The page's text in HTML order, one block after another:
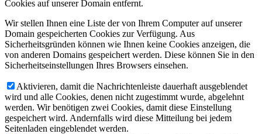
Cookies auf unserer Domain entfernt.
Wir stellen Ihnen eine Liste der von Ihrem Computer auf unserer
Domain gespeicherten Cookies zur Verfügung. Aus
Sicherheitsgründen können wie Ihnen keine Cookies anzeigen, die
von anderen Domains gespeichert werden. Diese können Sie in den
Sicherheitseinstellungen Ihres Browsers einsehen.
Aktivieren, damit die Nachrichtenleiste dauerhaft ausgeblendet
wird und alle Cookies, denen nicht zugestimmt wurde, abgelehnt
werden. Wir benötigen zwei Cookies, damit diese Einstellung
gespeichert wird. Andernfalls wird diese Mitteilung bei jedem
Seitenladen eingeblendet werden.